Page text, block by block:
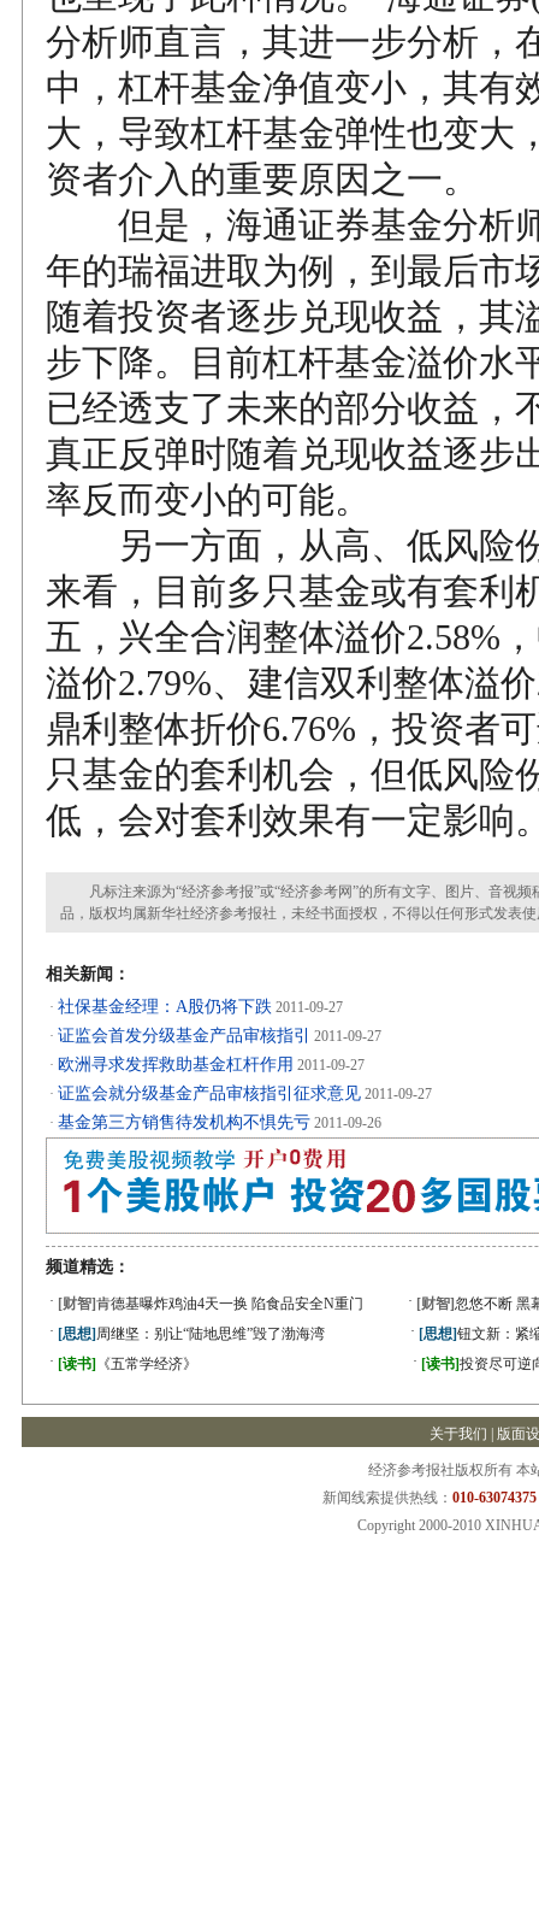
分析师直言，其进一步分析，
中，杠杆基金净值变小，其有
大，导致杠杆基金弹性也变大
资者介入的重要原因之一。
但是，海通证券基金分析
年的瑞福进取为例，到最后市
随着投资者逐步兑现收益，其
步下降。目前杠杆基金溢价水
已经透支了未来的部分收益，
真正反弹时随着兑现收益逐步
率反而变小的可能。
另一方面，从高、低风险
来看，目前多只基金或有套利
五，兴全合润整体溢价2.58%
溢价2.79%、建信双利整体溢
鼎利整体折价6.76%，投资者
只基金的套利机会，但低风险
低，会对套利效果有一定影响
凡标注来源为“经济参考报”或“经济参考网”的所有文字、图片、音视频
品，版权均属新华社经济参考报社，未经书面授权，不得以任何形式发表
相关新闻：
· 社保基金经理：A股仍将下跌 2011-09-27
· 证监会首发分级基金产品审核指引
2011-09-27
· 欧洲寻求发挥救助基金杠杆作用 2011-09-27
· 证监会就分级基金产品审核指引征求意见 2011-09-27
· 基金第三方销售待发机构不惧先亏 2011-09-26
频道精选：
· [财智]肯德基曝炸鸡油4天一换 陷食品安全N重门 · [财智]忽悠不断 黑
· [思想] 周继坚：别让“陆地思维”毁了渤海湾 · [思想]钮文新：紧
· [读书] 《五常学经济》 · [读书]投资尽可逆
关于我们 版面
经济参考报社版权所有 本
新闻线索提供热线： 010-
Copyright 2000-2010